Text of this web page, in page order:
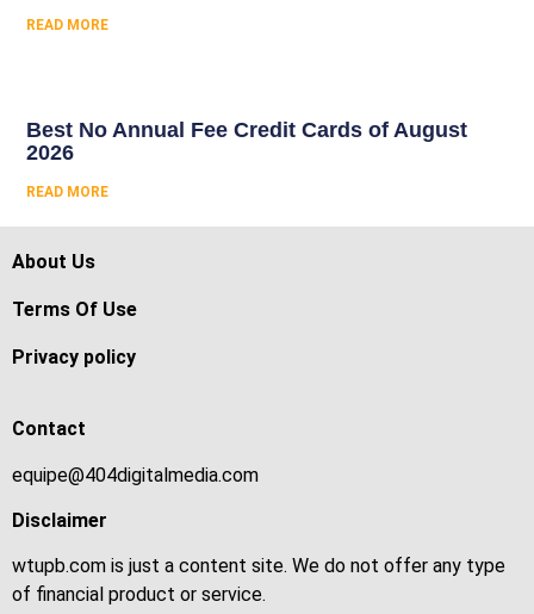
READ MORE
Best No Annual Fee Credit Cards of August
2026
READ MORE
About Us
Terms Of Use
Privacy policy
Contact
equipe@404digitalmedia.com
Disclaimer
wtupb.com is just a content site. We do not offer any type
of financial product or service.